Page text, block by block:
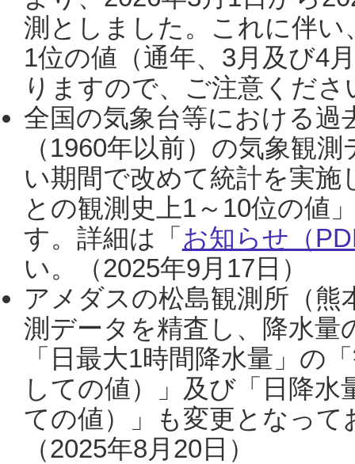
測としました。これに伴い
1位の値（通年、3月及び4
りますので、ご注意くだ
全国の気象台等における過
（1960年以前）の気象観
い期間で改めて統計を実
との観測史上1～10位の値
す。詳細は「 お知らせ（
い。（2025年9月17日）
アメダスの松島観測所（熊
測データを精査し、降水
「日最大1時間降水量」の
しての値）」及び「日降
ての値）」も変更となっ
（2025年8月20日）